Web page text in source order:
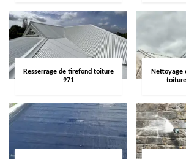
Resserrage de tirefond toiture
971
Nettoyage